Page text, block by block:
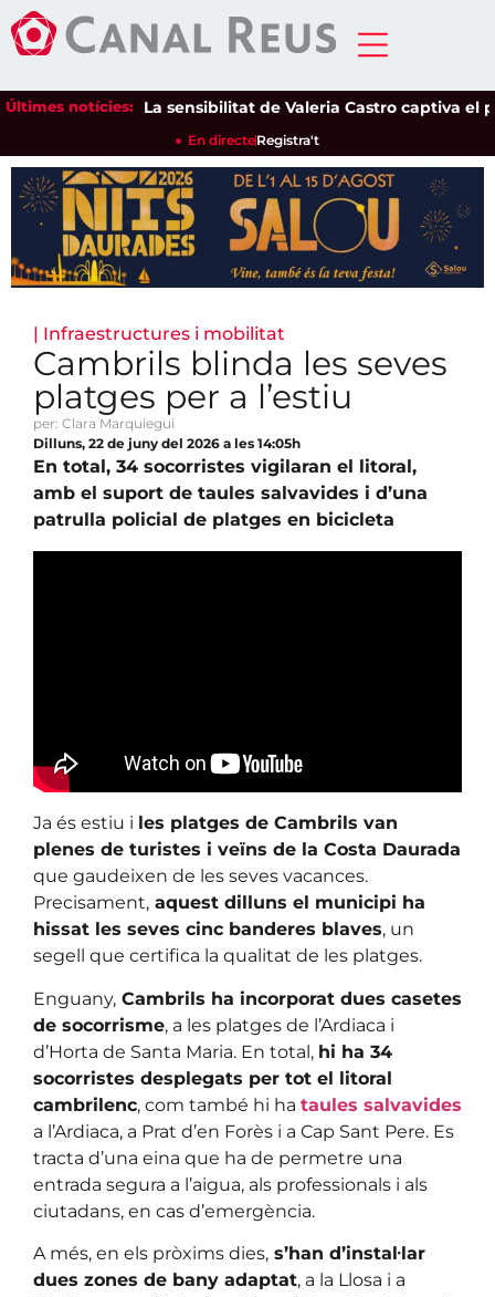
Últimes notícies:La sensibilitat de Valeria Castro captiva el
En directeRegistra't
| Infraestructures i mobilitat
Cambrils blinda les seves
platges per a l’estiu
per: Clara Marquiegui
Dilluns, 22 de juny del 2026 a les 14:05h
En total, 34 socorristes vigilaran el litoral,
amb el suport de taules salvavides i d’una
patrulla policial de platges en bicicleta
Ja és estiu i les platges de Cambrils van
plenes de turistes i veïns de la Costa Daurada
que gaudeixen de les seves vacances.
Precisament, aquest dilluns el municipi ha
hissat les seves cinc banderes blaves, un
segell que certifica la qualitat de les platges.
Enguany, Cambrils ha incorporat dues casetes
de socorrisme, a les platges de l’Ardiaca i
d’Horta de Santa Maria. En total, hi ha 34
socorristes desplegats per tot el litoral
cambrilenc, com també hi ha taules salvavides
a l’Ardiaca, a Prat d’en Forès i a Cap Sant Pere. Es
tracta d’una eina que ha de permetre una
entrada segura a l’aigua, als professionals i als
ciutadans, en cas d’emergència.
A més, en els pròxims dies, s’han d’instal·lar
dues zones de bany adaptat, a la Llosa i a